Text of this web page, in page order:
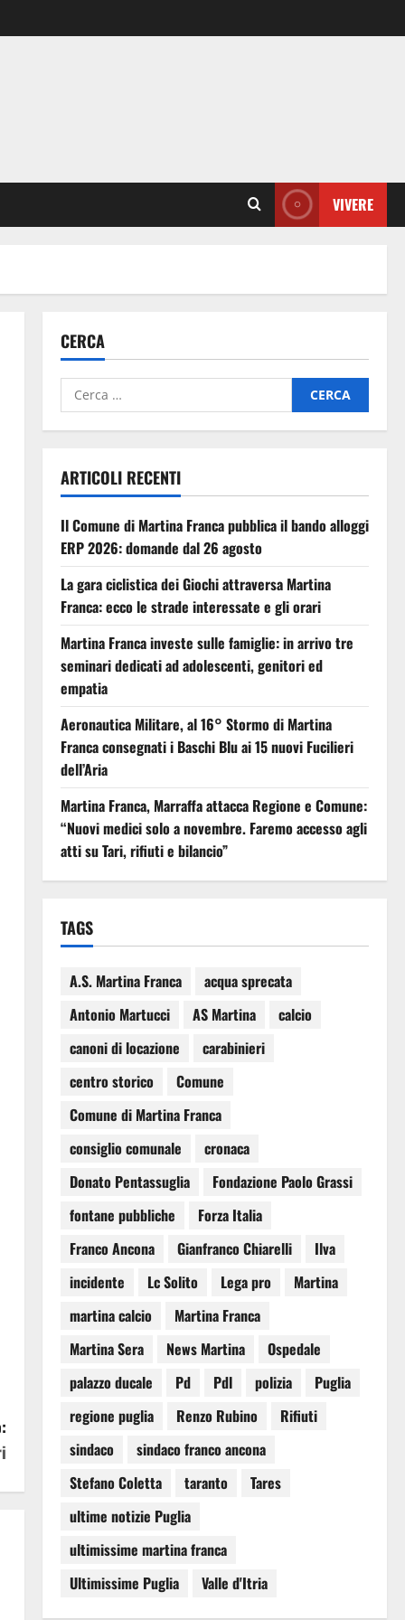
VIVERE
CERCA
ARTICOLI RECENTI
Il Comune di Martina Franca pubblica il bando alloggi
ERP 2026: domande dal 26 agosto
La gara ciclistica dei Giochi attraversa Martina
Franca: ecco le strade interessate e gli orari
Martina Franca investe sulle famiglie: in arrivo tre
seminari dedicati ad adolescenti, genitori ed
empatia
Aeronautica Militare, al 16° Stormo di Martina
Franca consegnati i Baschi Blu ai 15 nuovi Fucilieri
dell’Aria
Martina Franca, Marraffa attacca Regione e Comune:
“Nuovi medici solo a novembre. Faremo accesso agli
atti su Tari, rifiuti e bilancio”
TAGS
A.S. Martina Franca
acqua sprecata
Antonio Martucci
AS Martina
calcio
canoni di locazione
carabinieri
centro storico
Comune
Comune di Martina Franca
consiglio comunale
cronaca
Donato Pentassuglia
Fondazione Paolo Grassi
fontane pubbliche
Forza Italia
Franco Ancona
Gianfranco Chiarelli
Ilva
incidente
Lc Solito Lega pro
Martina
martina calcio
Martina Franca
Martina Sera
News Martina
Ospedale
palazzo ducale
Pd Pdl polizia
Puglia
regione puglia
Renzo Rubino
Rifiuti
sindaco
sindaco franco ancona
Stefano Coletta
taranto
Tares
ultime notizie Puglia
ultimissime martina franca
Ultimissime Puglia
Valle d'Itria